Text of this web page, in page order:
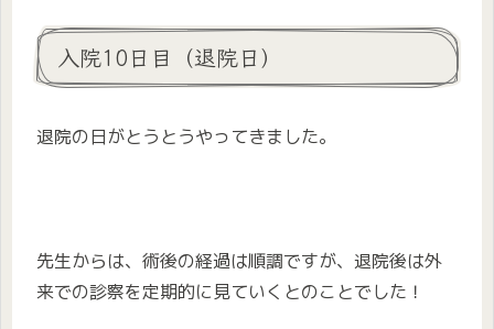
入院10日目（退院日）
退院の日がとうとうやってきました。
先生からは、術後の経過は順調ですが、退院後は外
来での診察を定期的に見ていくとのことでした！